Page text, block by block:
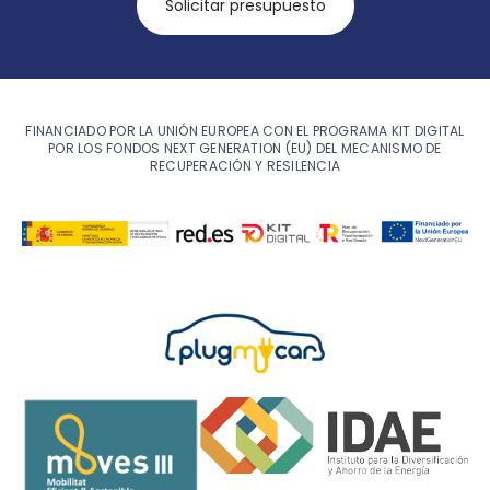
Solicitar presupuesto
FINANCIADO POR LA UNIÓN EUROPEA CON EL PROGRAMA KIT DIGITAL
POR LOS FONDOS NEXT GENERATION (EU) DEL MECANISMO DE
RECUPERACIÓN Y RESILENCIA